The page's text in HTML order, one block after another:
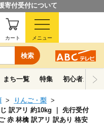
寄付受付について
検索
カート メニュー
まち一覧 特集 初心者ガイド
りんご・梨
訳アリ 約10kg ｜ 先行受付
赤 林檎 訳アリ 訳あり 格安